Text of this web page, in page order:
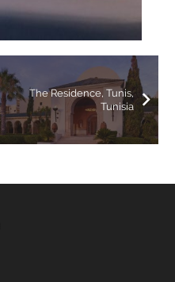
The Residence, Tunis,
Tunisia